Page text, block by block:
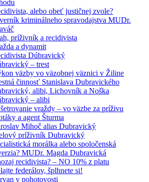
alebo obeť justičnej zvole?
kriminálneho spravodajstva MUDr.
príživník a recidivista
a dynamit
Dúbravický
– trest
väzby vo väzobnej väznici v Žiline
činnosť Stanislava Dubravického
alibi, Lichovník a Noška
– alibi
vraždy – vo väzbe za príživu
a agent Šturma
Mihoč alias Dubravický
príživník Dubravický
morálka alebo spoločenská
MUDr. Magda Dubravická
recidivista? – NO 10% z platu
federálov, šplhnete si!
v pohotovosti